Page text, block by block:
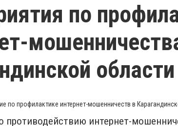
по
области
по профилактике интернет-мошенничеств в
противодействию интернет-